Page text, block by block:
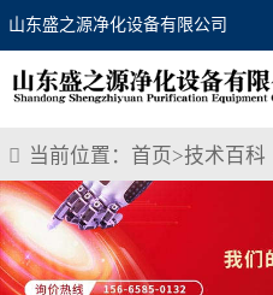
山东盛之源净化设备有限公司
当前位置： 首页>技术百科